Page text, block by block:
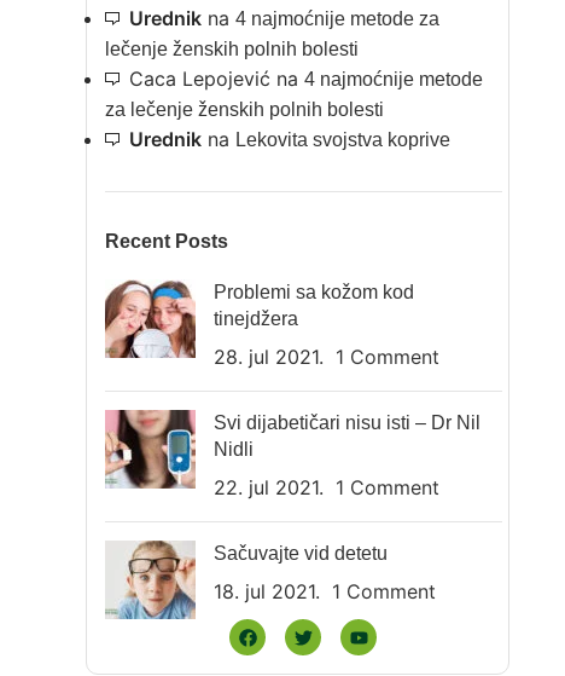
Urednikna 4 najmoćnije metode za
lečenje ženskih polnih bolesti
Caca Lepojević na 4 najmoćnije metode
za lečenje ženskih polnih bolesti
Urednikna Lekovita svojstva koprive
Recent Posts
Problemi sa kožom kod
tinejdžera
28. jul 2021. 1 Comment
Svi dijabetičari nisu isti – Dr Nil
Nidli
22. jul 2021. 1 Comment
Sačuvajte vid detetu
18. jul 2021. 1 Comment